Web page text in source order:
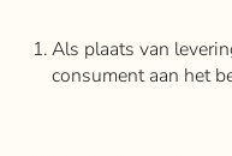
Als plaats van
consument aan het